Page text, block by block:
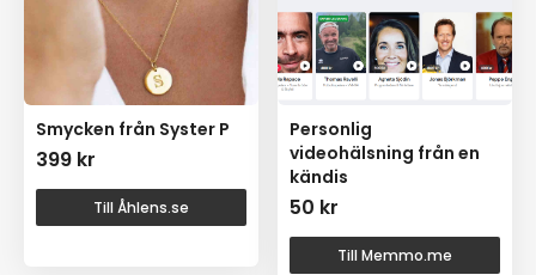
Smycken från Syster P
399 kr
Till Åhlens.se
Personlig
videohälsning från en
kändis
50 kr
Till Memmo.me